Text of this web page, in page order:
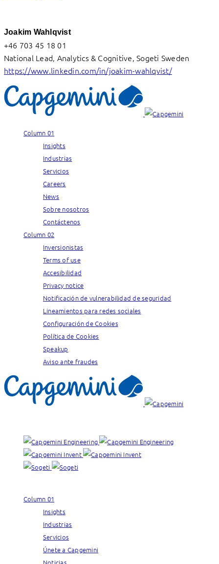
Joakim Wahlqvist
+46 703 45 18 01
National Lead, Analytics & Cognitive, Sogeti Sweden
https://www.linkedin.com/in/joakim-wahlqvist/
Column 01
Insights
Industrias
Servicios
Careers
News
Sobre nosotros
Contáctenos
Column 02
Inversionistas
Terms of use
Accesibilidad
Privacy notice
Notificación de vulnerabilidad de seguridad
Lineamientos para redes sociales
Configuración de Cookies
Política de Cookies
Speakup
Aviso ante fraudes
Column 01
Insights
Industrias
Servicios
Únete a Capgemini